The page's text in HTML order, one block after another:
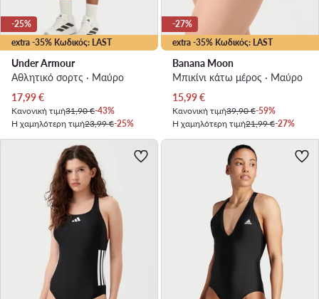
extra -35% Κωδικός: LAST
-25%
Under Armour
Αθλητικό σορτς · Μαύρο
Τρέχουσα τιμή
17,99€
Κανονική τιμή31,90 €-43%
Η χαμηλότερη τιμή23,99 €-25%
extra -35% Κωδικός: LAST
-27%
Banana Moon
Μπικίνι κάτω μέρος · Μαύρο
Τρέχουσα τιμή
15,99€
Κανονική τιμή39,90 €-59%
Η χαμηλότερη τιμή21,99 €-27%